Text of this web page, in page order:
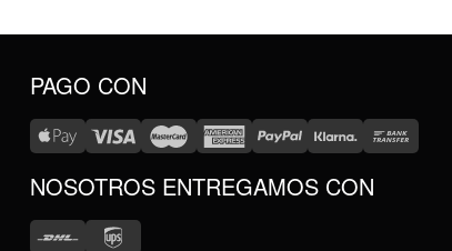
PAGO CON
NOSOTROS ENTREGAMOS CON